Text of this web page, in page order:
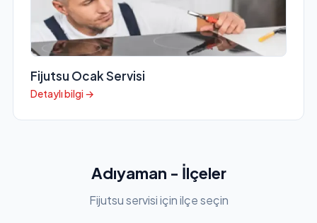
Fijutsu Ocak Servisi
Detaylı bilgi →
Adıyaman - İlçeler
Fijutsu servisi için ilçe seçin